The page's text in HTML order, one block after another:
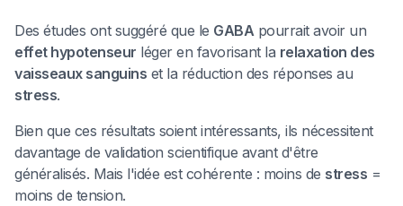
Des études ont suggéré que le GABApourrait avoir un
effet hypotenseur léger en favorisant la relaxation des
vaisseaux sanguins et la réduction des réponses au
stress.
Bien que ces résultats soient intéressants, ils nécessitent
davantage de validation scientifique avant d'être
généralisés. Mais l'idée est cohérente : moins de stress =
moins de tension.